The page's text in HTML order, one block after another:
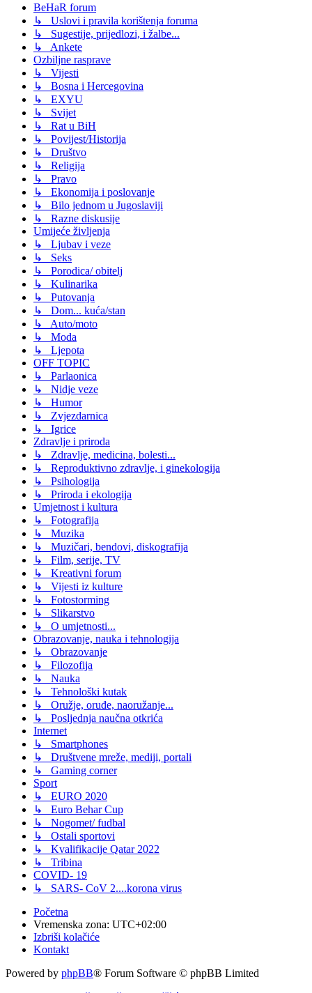
BeHaR forum
↳ Uslovi i pravila korištenja foruma
↳ Sugestije, prijedlozi, i žalbe...
↳ Ankete
Ozbiljne rasprave
↳ Vijesti
↳ Bosna i Hercegovina
↳ EXYU
↳ Svijet
↳ Rat u BiH
↳ Povijest/Historija
↳ Društvo
↳ Religija
↳ Pravo
↳ Ekonomija i poslovanje
↳ Bilo jednom u Jugoslaviji
↳ Razne diskusije
Umijeće življenja
↳ Ljubav i veze
↳ Seks
↳ Porodica/ obitelj
↳ Kulinarika
↳ Putovanja
↳ Dom... kuća/stan
↳ Auto/moto
↳ Moda
↳ Ljepota
OFF TOPIC
↳ Parlaonica
↳ Nidje veze
↳ Humor
↳ Zvjezdarnica
↳ Igrice
Zdravlje i priroda
↳ Zdravlje, medicina, bolesti...
↳ Reproduktivno zdravlje, i ginekologija
↳ Psihologija
↳ Priroda i ekologija
Umjetnost i kultura
↳ Fotografija
↳ Muzika
↳ Muzičari, bendovi, diskografija
↳ Film, serije, TV
↳ Kreativni forum
↳ Vijesti iz kulture
↳ Fotostorming
↳ Slikarstvo
↳ O umjetnosti...
Obrazovanje, nauka i tehnologija
↳ Obrazovanje
↳ Filozofija
↳ Nauka
↳ Tehnološki kutak
↳ Oružje, oruđe, naoružanje...
↳ Posljednja naučna otkrića
Internet
↳ Smartphones
↳ Društvene mreže, mediji, portali
↳ Gaming corner
Sport
↳ EURO 2020
↳ Euro Behar Cup
↳ Nogomet/ fudbal
↳ Ostali sportovi
↳ Kvalifikacije Qatar 2022
↳ Tribina
COVID- 19
↳ SARS- CoV 2....korona virus
Početna
Vremenska zona: UTC+02:00
Izbriši kolačiće
Kontakt
Powered by phpBB® Forum Software © phpBB Limited